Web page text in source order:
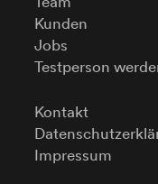
Kunden
Jobs
Testperson
Kontakt
Impressum